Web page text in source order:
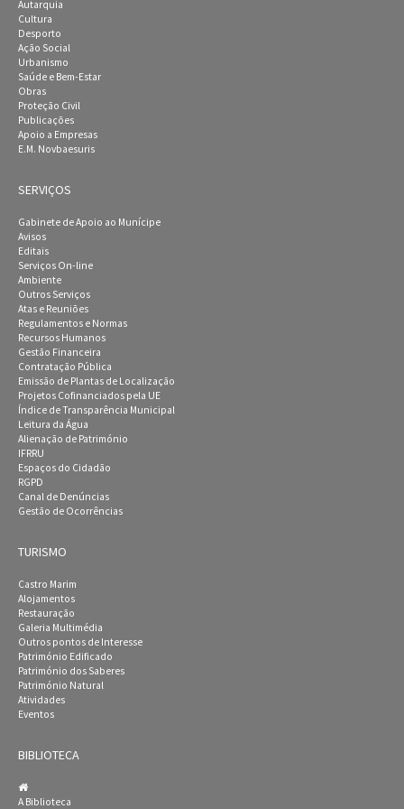
Autarquia
Cultura
Desporto
Ação Social
Urbanismo
Saúde e Bem-Estar
Obras
Proteção Civil
Publicações
Apoio a Empresas
E.M. Novbaesuris
SERVIÇOS
Gabinete de Apoio ao Munícipe
Avisos
Editais
Serviços On-line
Ambiente
Outros Serviços
Atas e Reuniões
Regulamentos e Normas
Recursos Humanos
Gestão Financeira
Contratação Pública
Emissão de Plantas de Localização
Projetos Cofinanciados pela UE
Índice de Transparência Municipal
Leitura da Água
Alienação de Património
IFRRU
Espaços do Cidadão
RGPD
Canal de Denúncias
Gestão de Ocorrências
TURISMO
Castro Marim
Alojamentos
Restauração
Galeria Multimédia
Outros pontos de Interesse
Património Edificado
Património dos Saberes
Património Natural
Atividades
Eventos
BIBLIOTECA
A Biblioteca